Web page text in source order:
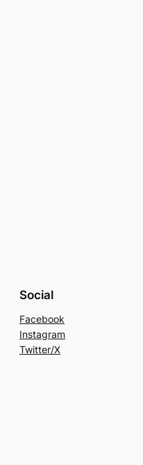
Social
Facebook
Instagram
Twitter/X